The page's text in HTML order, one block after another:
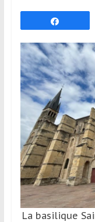
se
déplacent
en
France
l’étranger
pour
assouvir
leur
passion,
tout
La basilique